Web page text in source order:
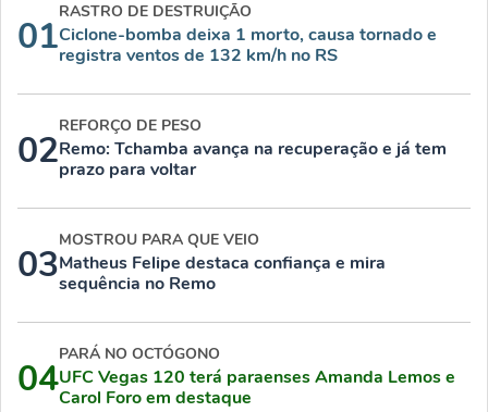
01
RASTRO DE DESTRUIÇÃO
Ciclone-bomba deixa 1 morto, causa tornado e
registra ventos de 132 km/h no RS
02
REFORÇO DE PESO
Remo: Tchamba avança na recuperação e já tem
prazo para voltar
03
MOSTROU PARA QUE VEIO
Matheus Felipe destaca confiança e mira
sequência no Remo
04
PARÁ NO OCTÓGONO
UFC Vegas 120 terá paraenses Amanda Lemos e
Carol Foro em destaque